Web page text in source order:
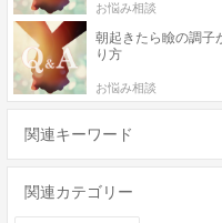
お悩み相談
朝起きたら瞼の調子
り方
お悩み相談
関連キーワード
関連カテゴリー